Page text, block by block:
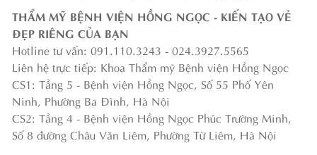
THẨM MỸ BỆNH VIỆN HỒNG NGỌC - KIẾN TẠO VẺ
ĐẸP RIÊNG CỦA BẠN
Hotline tư vấn: 091.110.3243 - 024.3927.5565
Liên hệ trực tiếp: Khoa Thẩm mỹ Bệnh viện Hồng Ngọc
CS1: Tầng 5 - Bệnh viện Hồng Ngọc, Số 55 Phố Yên
Ninh, Phường Ba Đình, Hà Nội
CS2: Tầng 4 - Bệnh viện Hồng Ngọc Phúc Trường Minh,
Số 8 đường Châu Văn Liêm, Phường Từ Liêm, Hà Nội